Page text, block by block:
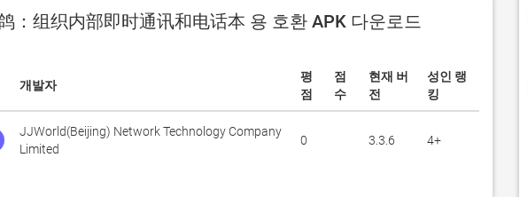
：组织内部即时通讯和电话本 용 호환 APK 다운로드
개발자
평
점
점
수
현재 버
전
성인 랭
킹
JJWorld(Beijing) Network Technology Company
Limited
0 3.3.6 4+